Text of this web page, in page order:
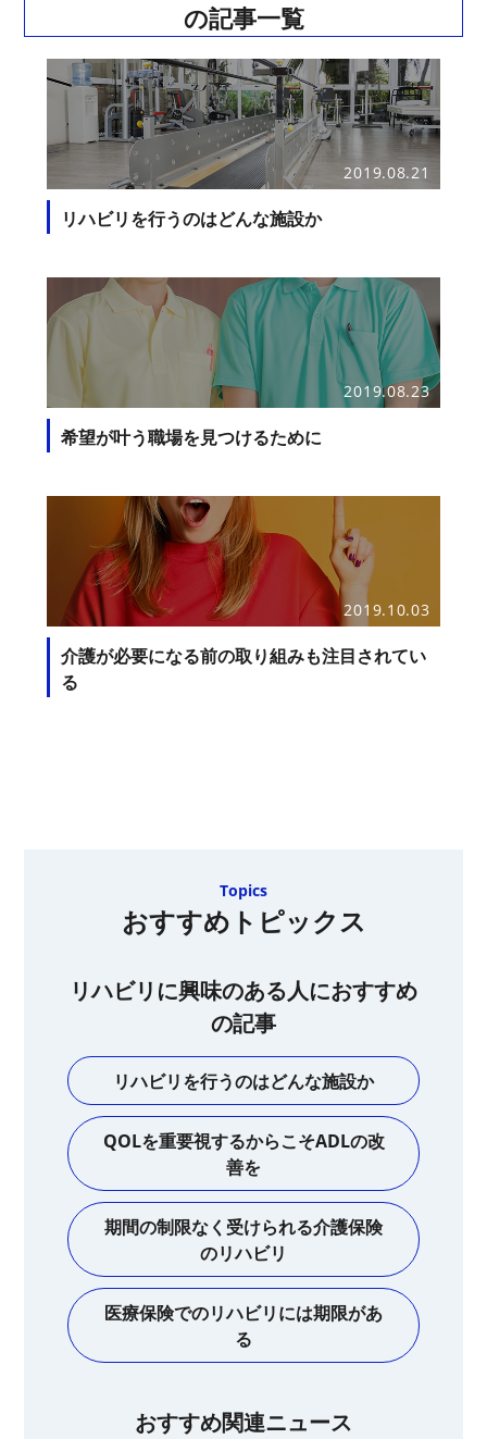
の記事一覧
2019.08.21
リハビリを行うのはどんな施設か
2019.08.23
希望が叶う職場を見つけるために
2019.10.03
介護が必要になる前の取り組みも注目されてい
る
Topics
おすすめトピックス
リハビリに興味のある人におすすめ
の記事
リハビリを行うのはどんな施設か
QOLを重要視するからこそADLの改
善を
期間の制限なく受けられる介護保険
のリハビリ
医療保険でのリハビリには期限があ
る
おすすめ関連ニュース